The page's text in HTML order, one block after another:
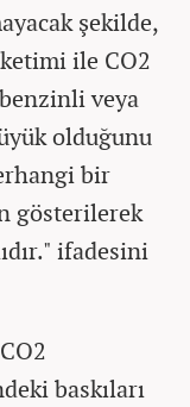
şekilde,
ile CO2
veya
olduğunu
bir
gösterilerek
ifadesini
baskıları